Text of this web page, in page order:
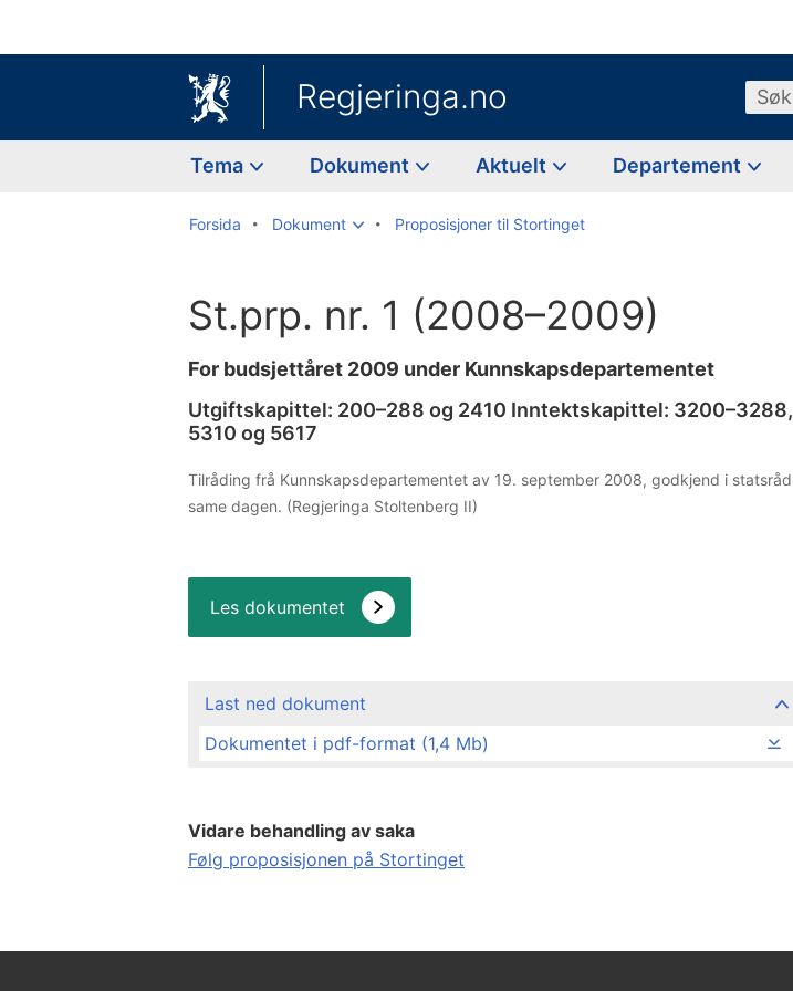
Regjeringa.no Søk
Tema Dokument Aktuelt Departement
Forsida Dokument Proposisjoner til Stortinget
St.prp. nr. 1 (2008–2009)
For budsjettåret 2009 under Kunnskapsdepartementet
Utgiftskapittel: 200–288 og 2410 Inntektskapittel: 3200–3288,
5310 og 5617
Tilråding frå Kunnskapsdepartementet av 19. september 2008, godkjend i statsråd
same dagen. (Regjeringa Stoltenberg II)
Les dokumentet
Last ned dokument
Dokumentet i pdf-format (1,4 Mb)
Vidare behandling av saka
Følg proposisjonen på Stortinget